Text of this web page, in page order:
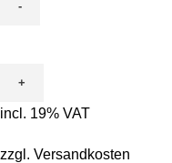
Ausmalen
-
Baby
incl. 19% VAT
zzgl. Versandkosten